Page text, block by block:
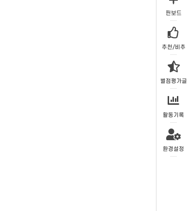
핀보드
추천/비추
별점평가글
활동기록
환경설정